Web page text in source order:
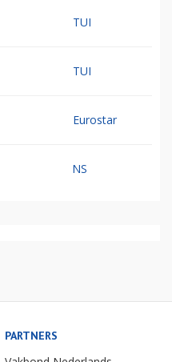
TUI
TUI
Eurostar
NS
PARTNERS